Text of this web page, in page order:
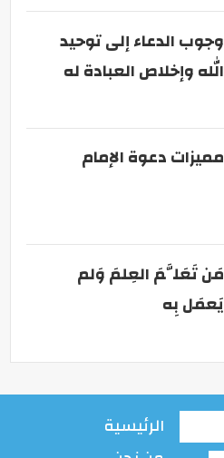
وجوب الدعاء إلى توحيد
الله وإخلاص العبادة له
مميزات دعوة الإمام
مَن تَعَلَّمَ العِلمَ وَلم
يَعمَل بِه
الرئيسية